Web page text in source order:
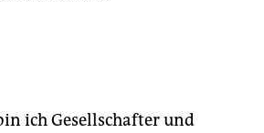
ich Gesellschafter und